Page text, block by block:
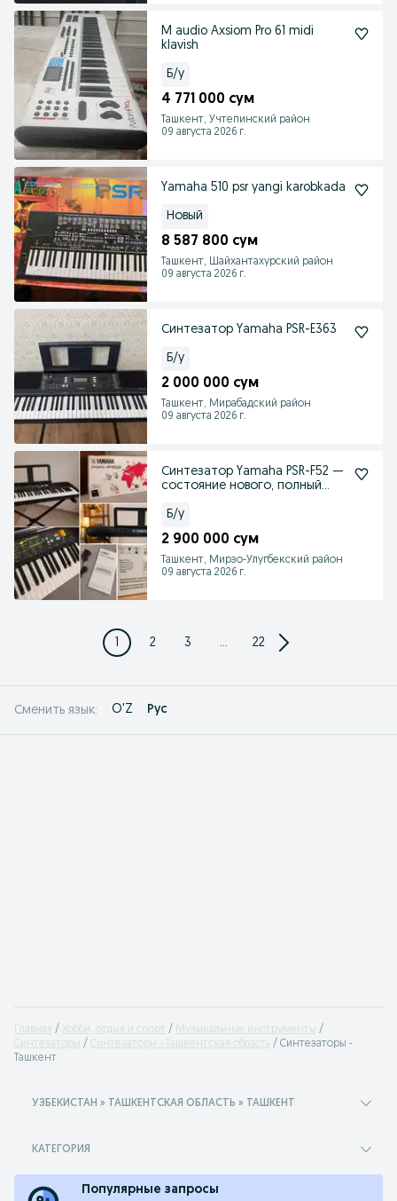
M audio Axsiom Pro 61 midi
klavish
Б/у
4 771 000 сум
Ташкент, Учтепинский район
09 августа 2026 г.
Yamaha 510 psr yangi karobkada
Новый
8 587 800 сум
Ташкент, Шайхантахурский район
09 августа 2026 г.
Синтезатор Yamaha PSR-E363
Б/у
2 000 000 сум
Ташкент, Мирабадский район
09 августа 2026 г.
Синтезатор Yamaha PSR-F52 —
состояние нового, полный
Б/у
2 900 000 сум
Ташкент, Мирзо-Улугбекский район
09 августа 2026 г.
1 2 3 ... 22
Сменить язык: O'Z Рус
Главная Хобби, отдых и спорт
Музыкальные инструменты
Синтезаторы
Синтезаторы - Ташкентская область
Синтезаторы -
Ташкент
УЗБЕКИСТАН » ТАШКЕНТСКАЯ ОБЛАСТЬ » ТАШКЕНТ
КАТЕГОРИЯ
Популярные запросы